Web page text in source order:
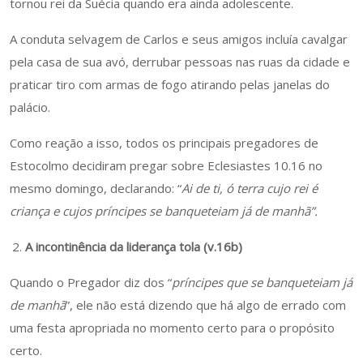
tornou rei da Suécia quando era ainda adolescente.
A conduta selvagem de Carlos e seus amigos incluía cavalgar
pela casa de sua avó, derrubar pessoas nas ruas da cidade e
praticar tiro com armas de fogo atirando pelas janelas do
palácio.
Como reação a isso, todos os principais pregadores de
Estocolmo decidiram pregar sobre Eclesiastes 10.16 no
mesmo domingo, declarando: “Ai de ti, ó terra cujo rei é
criança e cujos príncipes se banqueteiam já de manhã”.
A incontinência da liderança tola (v.16b)
Quando o Pregador diz dos “príncipes que se banqueteiam já
de manhã”, ele não está dizendo que há algo de errado com
uma festa apropriada no momento certo para o propósito
certo.